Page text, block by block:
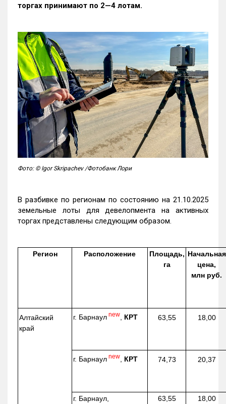
торгах принимают по 2—4 лотам.
Фото: © Igor Skripachev /Фотобанк Лори
В разбивке по регионам по состоянию на 21.10.2025
земельные лоты для девелопмента на активных
торгах представлены следующим образом.
Регион Расположение
Площадь,
га
Начальная
цена,
млн руб.
Алтайский
край
г. Барнаул new, КРТ 63,55 18,00
г. Барнаул new, КРТ 74,73 20,37
г. Барнаул, 63,55 18,00